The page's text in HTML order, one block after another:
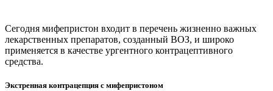
Cегодня мифепристон входит в перечень жизненно важных
лекарственных препаратов, созданный ВОЗ, и широко
применяется в качестве ургентного контрацептивного
средства.
Экстренная контрацепция с мифепристоном